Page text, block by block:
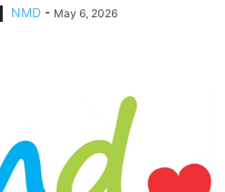
NMD - May 6, 2026